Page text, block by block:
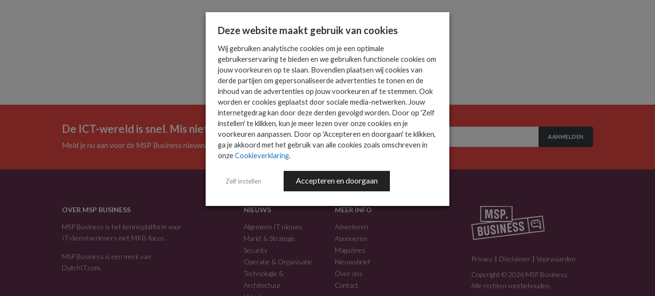
De ICT-wereld is snel. Mis niets.
Meld je nu aan voor de MSP Business nieuwsbrief.
AANMELDEN
OVER MSP BUSINESS
MSP Business is het kennisplatform voor
IT-dienstverleners met MKB-focus.
MSP Business is een merk van
DutchIT.com
NIEUWS
Algemeen IT nieuws
Markt & Strategie
Security
Operatie & Organisatie
Technologie &
Architectuur
MEER INFO
Adverteren
Abonneren
Magazines
Nieuwsbrief
Over ons
Contact
Privacy Disclaimer
Voorwaarden
Copyright © 2026 MSP Business.
Alle rechten voorbehouden.
Deze website maakt gebruik van cookies
Wij gebruiken analytische cookies om je een optimale
gebruikerservaring te bieden en we gebruiken functionele cookies om
jouw voorkeuren op te slaan. Bovendien plaatsen wij cookies van
derde partijen om gepersonaliseerde advertenties te tonen en de
inhoud van de advertenties op jouw voorkeuren af te stemmen. Ook
worden er cookies geplaatst door sociale media-netwerken. Jouw
internetgedrag kan door deze derden gevolgd worden. Door op 'Zelf
instellen' te klikken, kun je meer lezen over onze cookies en je
voorkeuren aanpassen. Door op 'Accepteren en doorgaan' te klikken,
ga je akkoord met het gebruik van alle cookies zoals omschreven in
onzeCookieverklaring.
Zelf instellen Accepteren en doorgaan